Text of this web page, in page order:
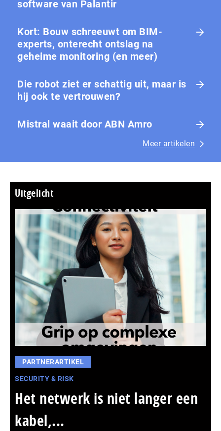
software van Palantir
Kort: Bouw schreeuwt om BIM-
experts, onterecht ontslag na
geheime monitoring (en meer)
Die robot ziet er schattig uit, maar is
hij ook te vertrouwen?
Mistral waait door ABN Amro
Meer artikelen
Uitgelicht
PARTNERARTIKEL
SECURITY & RISK
Het netwerk is niet langer een
kabel,...